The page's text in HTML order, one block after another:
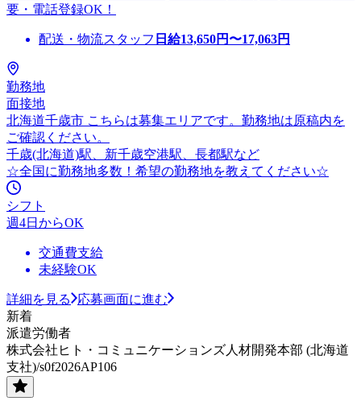
要・電話登録OK！
配送・物流スタッフ 日給13,650円〜17,063円
勤務地
面接地
北海道千歳市 こちらは募集エリアです。勤務地は原稿内を
ご確認ください。
千歳(北海道)駅、新千歳空港駅、長都駅など
☆全国に勤務地多数！希望の勤務地を教えてください☆
シフト
週4日からOK
交通費支給
未経験OK
詳細を見る
応募画面に進む
新着
派遣労働者
株式会社ヒト・コミュニケーションズ人材開発本部 (北海道
支社)/s0f2026AP106